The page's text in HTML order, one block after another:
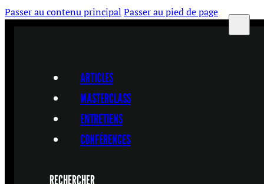
Passer au contenu principal Passer au pied de page
ARTICLES
MASTERCLASS
ENTRETIENS
CONFÉRENCES
RECHERCHER